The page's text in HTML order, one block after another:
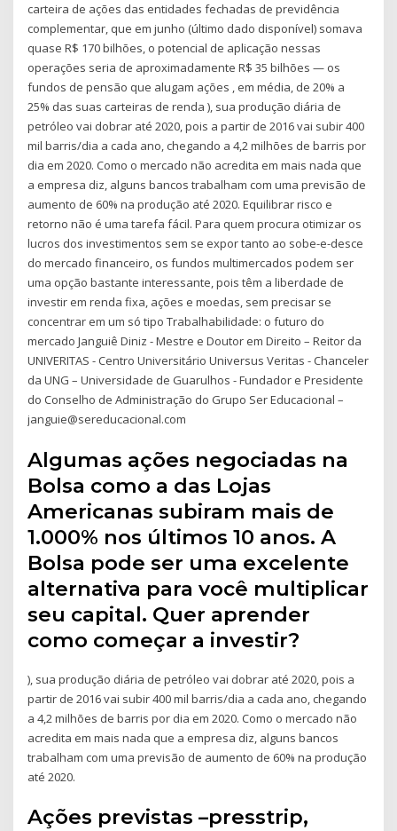
carteira de ações das entidades fechadas de previdência
complementar, que em junho (último dado disponível) somava
quase R$ 170 bilhões, o potencial de aplicação nessas
operações seria de aproximadamente R$ 35 bilhões — os
fundos de pensão que alugam ações , em média, de 20% a
25% das suas carteiras de renda ), sua produção diária de
petróleo vai dobrar até 2020, pois a partir de 2016 vai subir 400
mil barris/dia a cada ano, chegando a 4,2 milhões de barris por
dia em 2020. Como o mercado não acredita em mais nada que
a empresa diz, alguns bancos trabalham com uma previsão de
aumento de 60% na produção até 2020. Equilibrar risco e
retorno não é uma tarefa fácil. Para quem procura otimizar os
lucros dos investimentos sem se expor tanto ao sobe-e-desce
do mercado financeiro, os fundos multimercados podem ser
uma opção bastante interessante, pois têm a liberdade de
investir em renda fixa, ações e moedas, sem precisar se
concentrar em um só tipo Trabalhabilidade: o futuro do
mercado Janguiê Diniz - Mestre e Doutor em Direito – Reitor da
UNIVERITAS - Centro Universitário Universus Veritas - Chanceler
da UNG – Universidade de Guarulhos - Fundador e Presidente
do Conselho de Administração do Grupo Ser Educacional –
janguie@sereducacional.com
Algumas ações negociadas na
Bolsa como a das Lojas
Americanas subiram mais de
1.000% nos últimos 10 anos. A
Bolsa pode ser uma excelente
alternativa para você multiplicar
seu capital. Quer aprender
como começar a investir?
), sua produção diária de petróleo vai dobrar até 2020, pois a
partir de 2016 vai subir 400 mil barris/dia a cada ano, chegando
a 4,2 milhões de barris por dia em 2020. Como o mercado não
acredita em mais nada que a empresa diz, alguns bancos
trabalham com uma previsão de aumento de 60% na produção
até 2020.
Ações previstas –presstrip,